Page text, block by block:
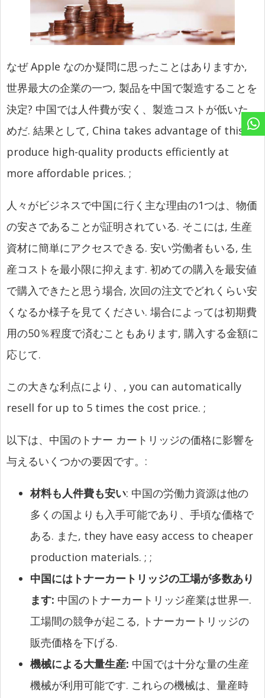
なぜ Apple なのか疑問に思ったことはありますか,
世界最大の企業の一つ, 製品を中国で製造することを
決定? 中国では人件費が安く、製造コストが低いた
めだ. 結果として, China takes advantage of this to
produce high-quality products efficiently at
more affordable prices. ;
人々がビジネスで中国に行く主な理由の1つは、物価
の安さであることが証明されている. そこには, 生産
資材に簡単にアクセスできる. 安い労働者もいる, 生
産コストを最小限に抑えます. 初めての購入を最安値
で購入できたと思う場合, 次回の注文でどれくらい安
くなるか様子を見てください. 場合によっては初期費
用の50％程度で済むこともあります, 購入する金額に
応じて.
この大きな利点により、, you can automatically
resell for up to 5 times the cost price. ;
以下は、中国のトナー カートリッジの価格に影響を
与えるいくつかの要因です。:
材料も人件費も安い: 中国の労働力資源は他の
多くの国よりも入手可能であり、手頃な価格で
ある. また, they have easy access to cheaper
production materials. ; ;
中国にはトナーカートリッジの工場が多数あり
ます: 中国のトナーカートリッジ産業は世界一.
工場間の競争が起こる, トナーカートリッジの
販売価格を下げる.
機械による大量生産: 中国では十分な量の生産
機械が利用可能です. これらの機械は、量産時